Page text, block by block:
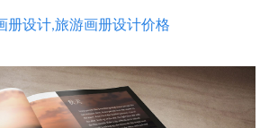
册设计,旅游画册设计价格